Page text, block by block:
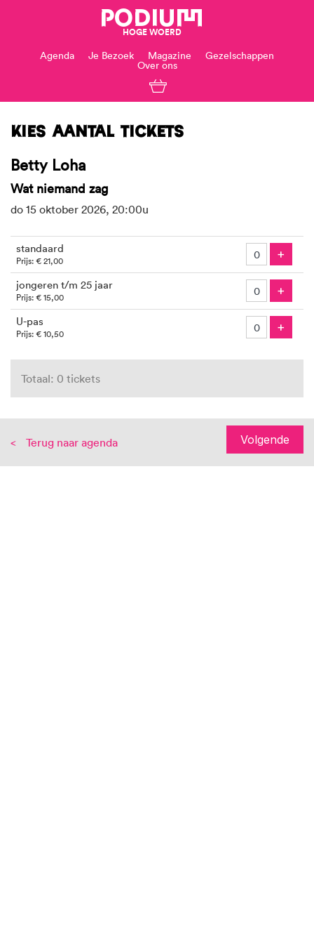
PODIUM
HOGE WOERD
Agenda
Je Bezoek Magazine Gezelschappen
Over ons
Kies aantal tickets
Betty Loha
Wat niemand zag
do 15 oktober 2026, 20:00u
Aantal
standaard
Prijs: € 21,00 +
jongeren t/m 25 jaar
Prijs: € 15,00 +
U-pas
Prijs: € 10,50 +
Totaal: 0 tickets
Terug naar agenda Volgende